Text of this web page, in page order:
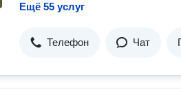
Ещё 55 услуг
Телефон Чат